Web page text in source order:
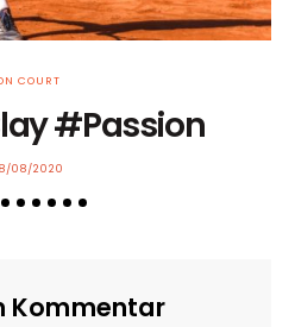
COURT
#Passion
08/2020
Kommentar